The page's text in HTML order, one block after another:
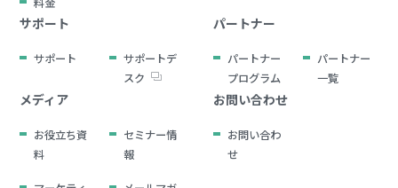
サポート
サポート
サポートデ
スク
パートナー
パートナー
プログラム
パートナー
一覧
メディア
お役立ち資
料
セミナー情
報
お問い合わせ
お問い合わ
せ